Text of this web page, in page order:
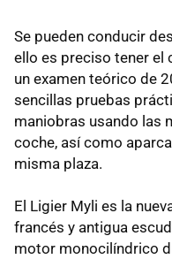
Se pueden conducir
ello es preciso tener el
un examen teórico de
sencillas pruebas
maniobras usando las
coche, así como
misma plaza.
El Ligier Myli es la
francés y antigua
motor monocilíndrico